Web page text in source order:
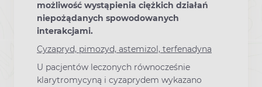
możliwość wystąpienia ciężkich działań
niepożądanych spowodowanych
interakcjami.
Cyzapryd, pimozyd, astemizol, terfenadyna
U pacjentów leczonych równocześnie
klarytromycyną i cyzaprydem wykazano